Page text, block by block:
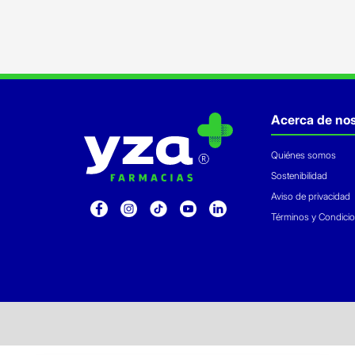
Acerca de
Quiénes somos
Sostenibilidad
Aviso de privacidad
Términos y